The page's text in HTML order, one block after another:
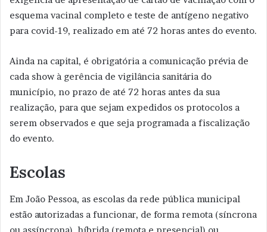
esquema vacinal completo e teste de antígeno negativo
para covid-19, realizado em até 72 horas antes do evento.
Ainda na capital, é obrigatória a comunicação prévia de
cada show à gerência de vigilância sanitária do
município, no prazo de até 72 horas antes da sua
realização, para que sejam expedidos os protocolos a
serem observados e que seja programada a fiscalização
do evento.
Escolas
Em João Pessoa, as escolas da rede pública municipal
estão autorizadas a funcionar, de forma remota (síncrona